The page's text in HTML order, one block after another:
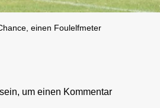
einen Foulelfmeter
um einen Kommentar